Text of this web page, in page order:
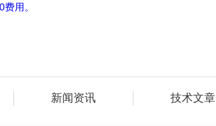
新闻资讯 技术文章